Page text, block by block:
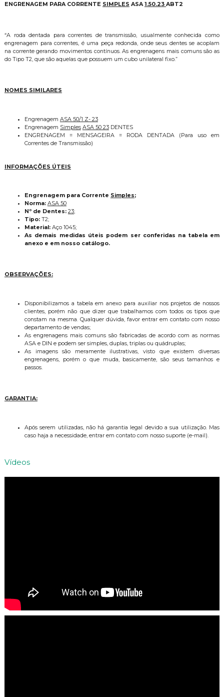
ENGRENAGEM PARA CORRENTE SIMPLES ASA1.50.23 ABT2
“A roda dentada para correntes de transmissão, usualmente conhecida como
engrenagem para correntes, é uma peça redonda, onde seus dentes se acoplam
na corrente gerando movimentos contínuos. As engrenagens mais comuns são as
do Tipo T2, que são aquelas que possuem um cubo unilateral fixo.”
NOMES SIMILARES
Engrenagem ASA 50/1 Z- 23
Engrenagem Simples ASA 50 23DENTES
ENGRENAGEM = MENSAGEIRA = RODA DENTADA (Para uso em
Correntes de Transmissão)
INFORMAÇÕES ÚTEIS
Engrenagem para Corrente Simples;
Norma: ASA 50
Nº de Dentes: 23;
Tipo: T2;
Material: Aço 1045;
As demais medidas úteis podem ser conferidas na tabela em
anexo e em nosso catálogo.
OBSERVAÇÕES:
Disponibilizamos a tabela em anexo para auxiliar nos projetos de nossos
clientes, porém não que dizer que trabalhamos com todos os tipos que
constam na mesma. Qualquer dúvida, favor entrar em contato com nosso
departamento de vendas;
As engrenagens mais comuns são fabricadas de acordo com as normas
ASA e DIN e podem ser simples, duplas, triplas ou quádruplas;
As imagens são meramente ilustrativas, visto que existem diversas
engrenagens, porém o que muda, basicamente, são seus tamanhos e
passos.
GARANTIA:
Após serem utilizadas, não há garantia legal devido a sua utilização. Mas
caso haja a necessidade, entrar em contato com nosso suporte (e-mail).
Vídeos